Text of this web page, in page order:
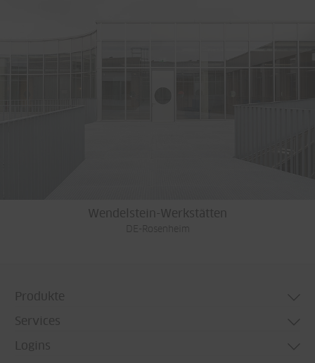
Wendelstein-Werkstätten
DE-Rosenheim
Produkte
Türsysteme
Services
Logins